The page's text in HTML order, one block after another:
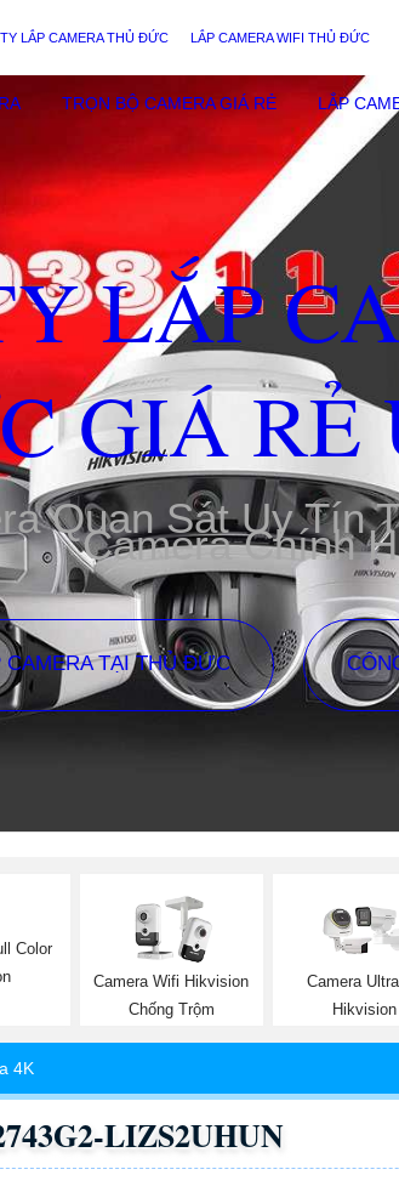
LẮP CAMERA THỦ ĐỨC LẮP CAMERA WIFI THỦ ĐỨC
TRỌN BỘ CAMERA GIÁ RẺ LẮP
LẮP
GIÁ RẺ
Quan Sát Uy Tín
Camera Chính
CAMERA TẠI THỦ ĐỨC
Color
Camera Wifi Hikvision
Chống Trộm
Camera
Hikvision
4K
LIZS2UHUN